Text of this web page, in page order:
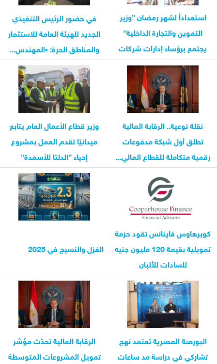
استعداداً لشهر رمضان ”وزير
التموين والتجارة الداخلية”
يجتمع برؤساء إدارات شركات
الزيوت...
في حضور الرئيس التنفيذي
الجديد للهيئة العامة للاستثمار
والمناطق الحرة: ▪︎المهندس...
نقلة نوعية.. الرقابة المالية
تطلق أول شبكة مدفوعات
رقمية متكاملة للقطاع المالي...
وزير قطاع الأعمال العام يتابع
ميدانيًا تقدم العمل بمشروع
إحياء ”الدلتا للأسمدة”
كوبرهاوس فاينانس تقود حزمة
تمويلية بقيمة 120 مليون جنيه
للسادات للألبان
الغزل والنسيج في 2025
البورصة المصرية تعتمد نهج
تشاركي في دراسة مد ساعات
الرقابة المالية تحدّث مؤشر
تمويل المشروعات المتوسطة